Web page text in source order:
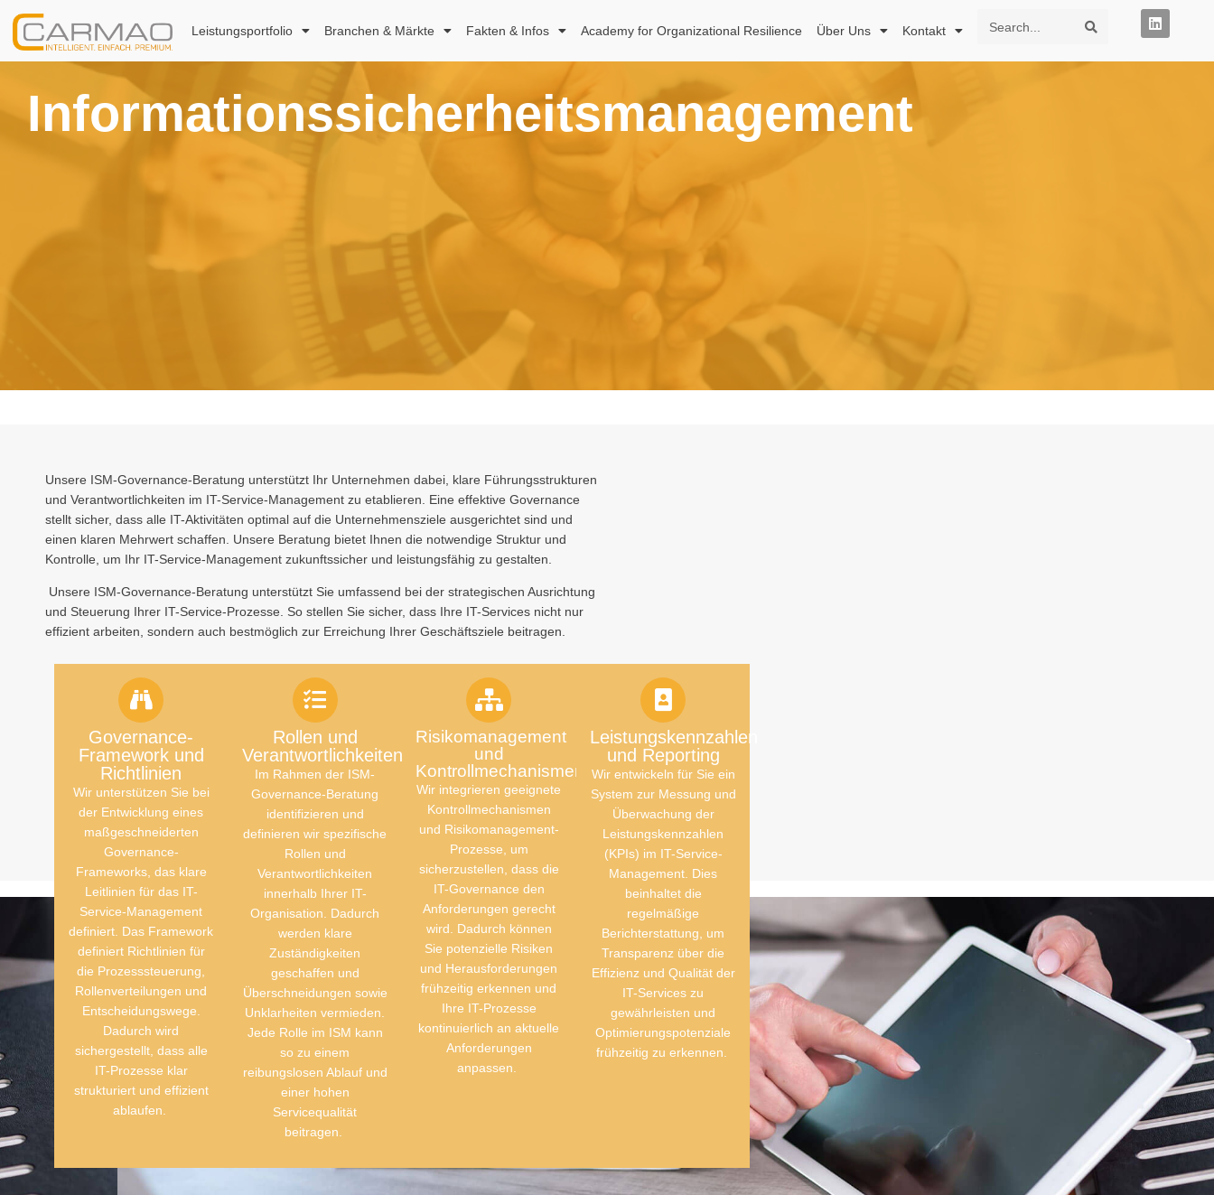
Leistungsportfolio Branchen & Märkte Fakten & Infos Academy for Organizational Resilience Über Uns Kontakt
Informationssicherheitsmanagement
Unsere ISM-Governance-Beratung unterstützt Ihr Unternehmen dabei, klare Führungsstrukturen
und Verantwortlichkeiten im IT-Service-Management zu etablieren. Eine effektive Governance
stellt sicher, dass alle IT-Aktivitäten optimal auf die Unternehmensziele ausgerichtet sind und
einen klaren Mehrwert schaffen. Unsere Beratung bietet Ihnen die notwendige Struktur und
Kontrolle, um Ihr IT-Service-Management zukunftssicher und leistungsfähig zu gestalten.
Unsere ISM-Governance-Beratung unterstützt Sie umfassend bei der strategischen Ausrichtung
und Steuerung Ihrer IT-Service-Prozesse. So stellen Sie sicher, dass Ihre IT-Services nicht nur
effizient arbeiten, sondern auch bestmöglich zur Erreichung Ihrer Geschäftsziele beitragen.
Governance-
Framework und
Richtlinien
Wir unterstützen Sie bei
der Entwicklung eines
maßgeschneiderten
Governance-
Frameworks, das klare
Leitlinien für das IT-
Service-Management
definiert. Das Framework
definiert Richtlinien für
die Prozesssteuerung,
Rollenverteilungen und
Entscheidungswege.
Dadurch wird
sichergestellt, dass alle
IT-Prozesse klar
strukturiert und effizient
ablaufen.
Rollen und
Verantwortlichkeiten
Im Rahmen der ISM-
Governance-Beratung
identifizieren und
definieren wir spezifische
Rollen und
Verantwortlichkeiten
innerhalb Ihrer IT-
Organisation. Dadurch
werden klare
Zuständigkeiten
geschaffen und
Überschneidungen sowie
Unklarheiten vermieden.
Jede Rolle im ISM kann
so zu einem
reibungslosen Ablauf und
einer hohen
Servicequalität
beitragen.
Risikomanagement
und
Kontrollmechanismen
Wir integrieren geeignete
Kontrollmechanismen
und Risikomanagement-
Prozesse, um
sicherzustellen, dass die
IT-Governance den
Anforderungen gerecht
wird. Dadurch können
Sie potenzielle Risiken
und Herausforderungen
frühzeitig erkennen und
Ihre IT-Prozesse
kontinuierlich an aktuelle
Anforderungen
anpassen.
Leistungskennzahlen
und Reporting
Wir entwickeln für Sie ein
System zur Messung und
Überwachung der
Leistungskennzahlen
(KPIs) im IT-Service-
Management. Dies
beinhaltet die
regelmäßige
Berichterstattung, um
Transparenz über die
Effizienz und Qualität der
IT-Services zu
gewährleisten und
Optimierungspotenziale
frühzeitig zu erkennen.